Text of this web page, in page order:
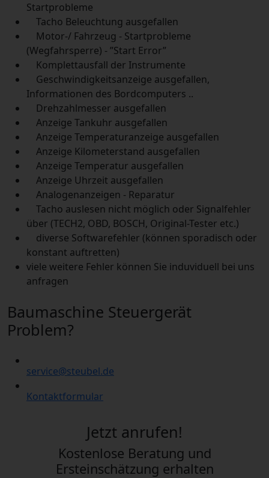
Startprobleme
Tacho Beleuchtung ausgefallen
Motor-/ Fahrzeug - Startprobleme
(Wegfahrsperre) - ”Start Error”
Komplettausfall der Instrumente
Geschwindigkeitsanzeige ausgefallen,
Informationen des Bordcomputers ..
Drehzahlmesser ausgefallen
Anzeige Tankuhr ausgefallen
Anzeige Temperaturanzeige ausgefallen
Anzeige Kilometerstand ausgefallen
Anzeige Temperatur ausgefallen
Anzeige Uhrzeit ausgefallen
Analogenanzeigen - Reparatur
Tacho auslesen nicht möglich oder Signalfehler
über (TECH2, OBD, BOSCH, Original-Tester etc.)
diverse Softwarefehler (können sporadisch oder
konstant auftretten)
viele weitere Fehler können Sie induviduell bei uns
anfragen
Baumaschine Steuergerät
Problem?
service@steubel.de
Kontaktformular
Jetzt anrufen!
Kostenlose Beratung und
Ersteinschätzung erhalten